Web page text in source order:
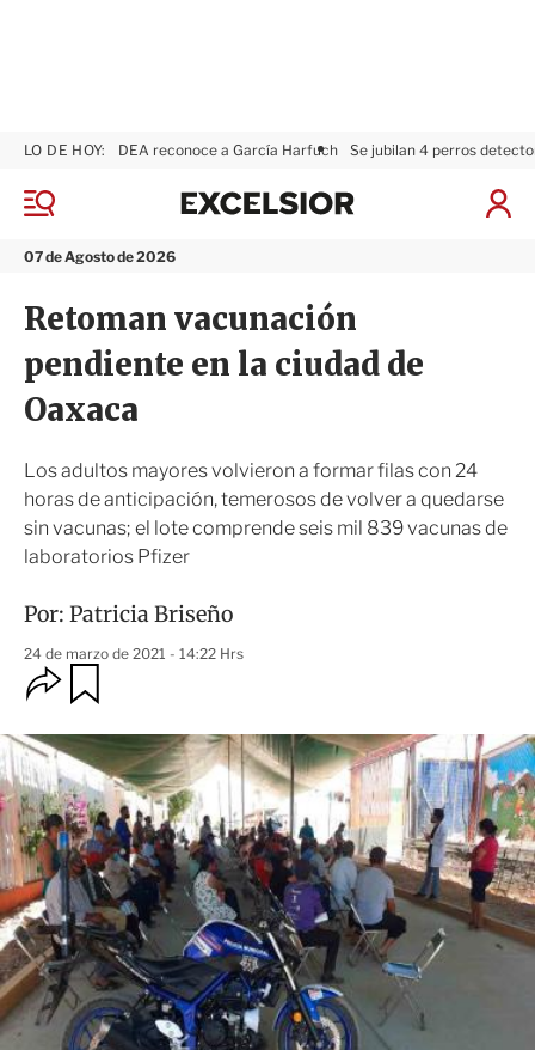
M
n
07 de Agosto de 2026
LO DE HOY: DEA reconoce a García Harfuch Se jubilan 4 perros
I
x
i
r
Retoman vacunación
pendiente en la ciudad de
Oaxaca
Los adultos mayores volvieron a formar filas con 24
horas de anticipación, temerosos de volver a quedarse
sin vacunas; el lote comprende seis mil 839 vacunas de
laboratorios Pfizer
Por: Patricia Briseño
24 de marzo de 2021 - 14:22 Hrs
O
p
i
o
n
e
s
d
e
c
o
m
p
a
r
t
r
d
a
r